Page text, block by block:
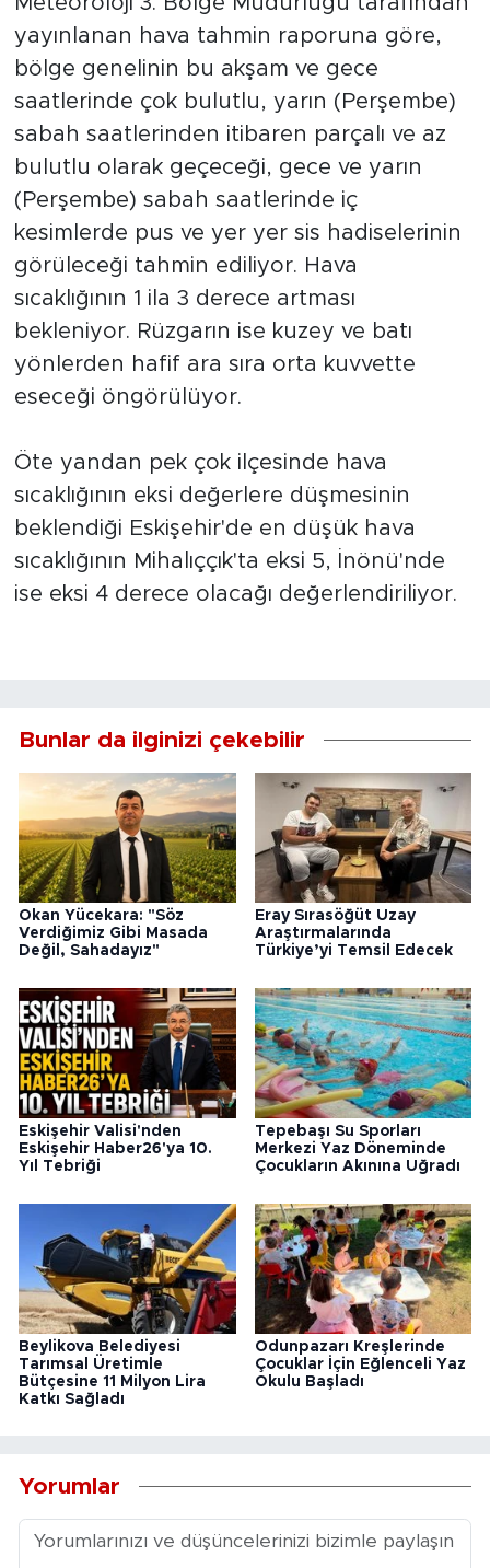
yayınlanan hava tahmin raporuna göre,
bölge genelinin bu akşam ve gece
saatlerinde çok bulutlu, yarın (Perşembe)
sabah saatlerinden itibaren parçalı ve az
bulutlu olarak geçeceği, gece ve yarın
(Perşembe) sabah saatlerinde iç
kesimlerde pus ve yer yer sis hadiselerinin
görüleceği tahmin ediliyor. Hava
sıcaklığının 1 ila 3 derece artması
bekleniyor. Rüzgarın ise kuzey ve batı
yönlerden hafif ara sıra orta kuvvette
eseceği öngörülüyor.
Öte yandan pek çok ilçesinde hava
sıcaklığının eksi değerlere düşmesinin
beklendiği Eskişehir'de en düşük hava
sıcaklığının Mihalıççık'ta eksi 5, İnönü'nde
ise eksi 4 derece olacağı değerlendiriliyor.
Bunlar da ilginizi çekebilir
Okan Yücekara: "Söz
Verdiğimiz Gibi Masada
Değil, Sahadayız"
Eray Sırasöğüt Uzay
Araştırmalarında
Türkiye’yi Temsil Edecek
Eskişehir Valisi'nden
Eskişehir Haber26'ya 10.
Yıl Tebriği
Tepebaşı Su Sporları
Merkezi Yaz Döneminde
Çocukların Akınına Uğradı
Beylikova Belediyesi
Tarımsal Üretimle
Bütçesine 11 Milyon Lira
Katkı Sağladı
Odunpazarı Kreşlerinde
Çocuklar İçin Eğlenceli Yaz
Okulu Başladı
Yorumlar